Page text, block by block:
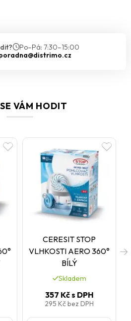
Po–Pá: 7:30–15:00
VÁM HODIT
CERESIT STOP
VLHKOSTI AERO 360°
BÍLÝ
Skladem
357 Kčs DPH
295 Kčbez DPH